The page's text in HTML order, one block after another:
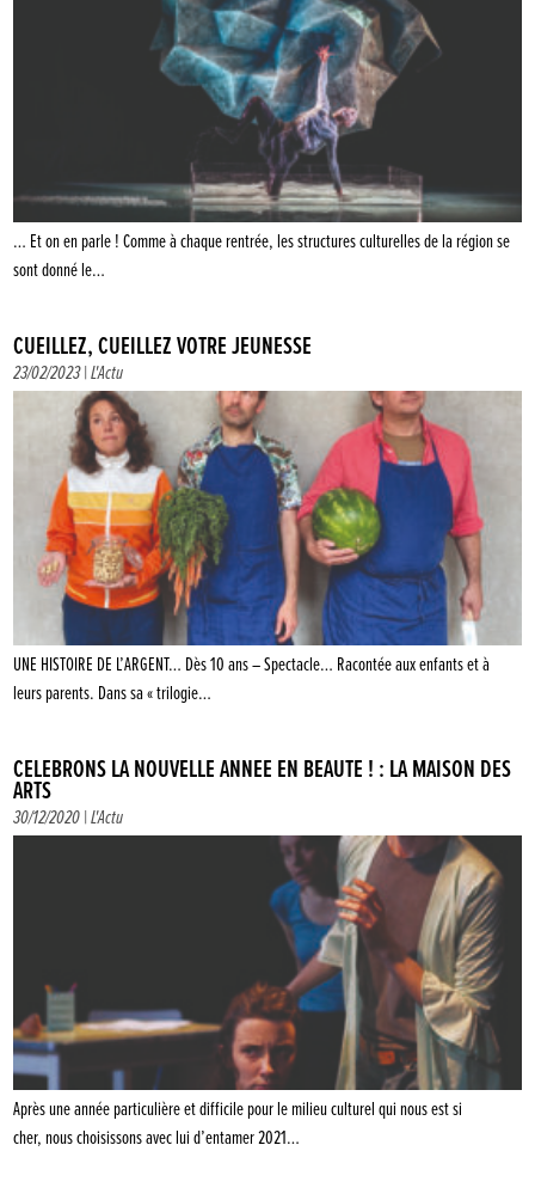
… Et on en parle ! Comme à chaque rentrée, les structures culturelles de la région se
sont donné le…
CUEILLEZ, CUEILLEZ VOTRE JEUNESSE
23/02/2023 |L'Actu
UNE HISTOIRE DE L’ARGENT… Dès 10 ans – Spectacle… Racontée aux enfants et à
leurs parents. Dans sa « trilogie…
CÉLÉBRONS LA NOUVELLE ANNÉE EN BEAUTÉ ! : LA MAISON DES
ARTS
30/12/2020 |L'Actu
Après une année particulière et difficile pour le milieu culturel qui nous est si
cher, nous choisissons avec lui d’entamer 2021…